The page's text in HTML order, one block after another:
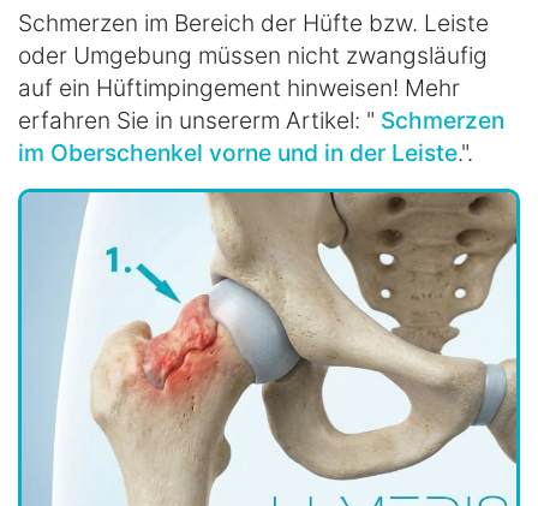
Schmerzen im Bereich der Hüfte bzw. Leiste
oder Umgebung müssen nicht zwangsläufig
auf ein Hüftimpingement hinweisen! Mehr
erfahren Sie in unsererm Artikel: " Schmerzen
im Oberschenkel vorne und in der Leiste.".